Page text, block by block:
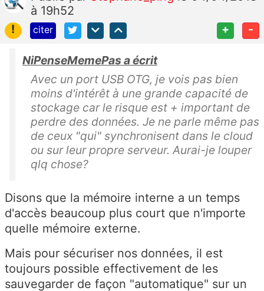
à 19h52
!
citer + -
NiPenseMemePas a écrit
Avec un port USB OTG, je vois pas bien
moins d'intérêt à une grande capacité de
stockage car le risque est + important de
perdre des données. Je ne parle même pas
de ceux "qui" synchronisent dans le cloud
ou sur leur propre serveur. Aurai-je louper
qlq chose?
Disons que la mémoire interne a un temps
d'accès beaucoup plus court que n'importe
quelle mémoire externe.
Mais pour sécuriser nos données, il est
toujours possible effectivement de les
sauvegarder de façon "automatique" sur un